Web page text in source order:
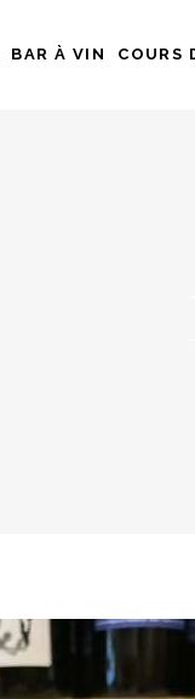
BAR À VIN COURS